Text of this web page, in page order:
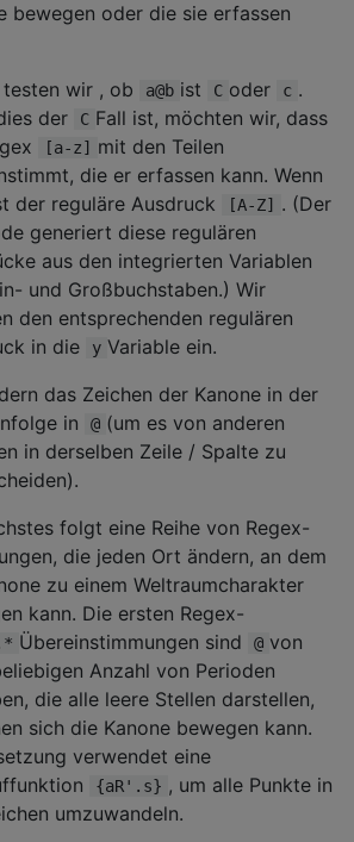
bewegen oder die sie erfassen
wir , ob
a@b ist C oder c .
der
C Fall ist, möchten wir, dass
[a-z]
mit den Teilen
die er erfassen kann. Wenn
der reguläre Ausdruck [A-Z]
. (Der
generiert diese regulären
aus den integrierten Variablen
und Großbuchstaben.) Wir
den entsprechenden regulären
in die
y Variable ein.
das Zeichen der Kanone in der
in
@ (um es von anderen
in derselben Zeile / Spalte zu
folgt eine Reihe von Regex-
die jeden Ort ändern, an dem
zu einem Weltraumcharakter
kann. Die ersten Regex-
Übereinstimmungen sind @ von
Anzahl von Perioden
die alle leere Stellen darstellen,
sich die Kanone bewegen kann.
verwendet eine
{aR'.s} , um alle Punkte in
umzuwandeln.